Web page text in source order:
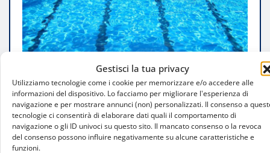
Gestisci la tua privacy
Utilizziamo tecnologie come i cookie per memorizzare e/o accedere alle
informazioni del dispositivo. Lo facciamo per migliorare l'esperienza di
navigazione e per mostrare annunci (non) personalizzati. Il consenso a
tecnologie ci consentirà di elaborare dati quali il comportamento di
navigazione o gli ID univoci su questo sito. Il mancato consenso o la revoca
del consenso possono influire negativamente su alcune caratteristiche e
funzioni.ATTUALITÀ